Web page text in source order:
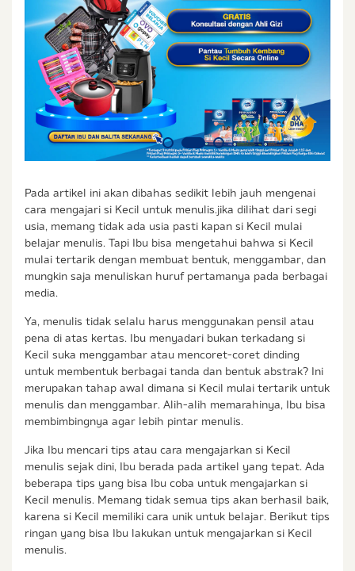
Pada artikel ini akan dibahas sedikit lebih jauh mengenai
cara mengajari si Kecil untuk menulis.jika dilihat dari segi
usia, memang tidak ada usia pasti kapan si Kecil mulai
belajar menulis. Tapi Ibu bisa mengetahui bahwa si Kecil
mulai tertarik dengan membuat bentuk, menggambar, dan
mungkin saja menuliskan huruf pertamanya pada berbagai
media.
Ya, menulis tidak selalu harus menggunakan pensil atau
pena di atas kertas. Ibu menyadari bukan terkadang si
Kecil suka menggambar atau mencoret-coret dinding
untuk membentuk berbagai tanda dan bentuk abstrak? Ini
merupakan tahap awal dimana si Kecil mulai tertarik untuk
menulis dan menggambar. Alih-alih memarahinya, Ibu bisa
membimbingnya agar lebih pintar menulis.
Jika Ibu mencari tips atau cara mengajarkan si Kecil
menulis sejak dini, Ibu berada pada artikel yang tepat. Ada
beberapa tips yang bisa Ibu coba untuk mengajarkan si
Kecil menulis. Memang tidak semua tips akan berhasil baik,
karena si Kecil memiliki cara unik untuk belajar. Berikut tips
ringan yang bisa Ibu lakukan untuk mengajarkan si Kecil
menulis.